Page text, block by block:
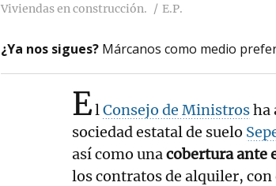
Viviendas en construcción. E.P.
¿Ya nos sigues? Márcanos como medio
ElConsejo de Ministrosha
sociedad estatal de suelo
así como unacobertura ante
los contratos de alquiler, con